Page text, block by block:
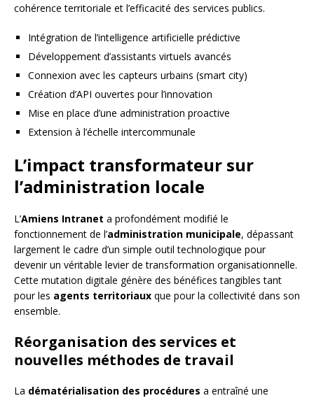
cohérence territoriale et l’efficacité des services publics.
Intégration de l’intelligence artificielle prédictive
Développement d’assistants virtuels avancés
Connexion avec les capteurs urbains (smart city)
Création d’API ouvertes pour l’innovation
Mise en place d’une administration proactive
Extension à l’échelle intercommunale
L’impact transformateur sur
l’administration locale
L’Amiens Intranet a profondément modifié le
fonctionnement de l’administration municipale, dépassant
largement le cadre d’un simple outil technologique pour
devenir un véritable levier de transformation organisationnelle.
Cette mutation digitale génère des bénéfices tangibles tant
pour les agents territoriaux que pour la collectivité dans son
ensemble.
Réorganisation des services et
nouvelles méthodes de travail
La dématérialisation des procédures a entraîné une